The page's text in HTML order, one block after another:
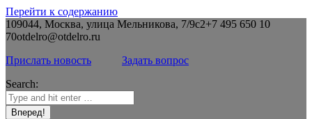
Перейти к содержанию
109044, Москва, улица Мельникова, 7/9с2+7 495 650 10
70otdelro@otdelro.ru
Прислать новость
Задать вопрос
Search: